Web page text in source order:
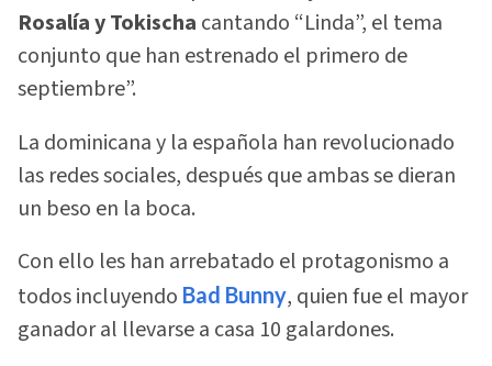
Rosalía y Tokischa cantando “Linda”, el tema
conjunto que han estrenado el primero de
septiembre”.
La dominicana y la española han revolucionado
las redes sociales, después que ambas se dieran
un beso en la boca.
Con ello les han arrebatado el protagonismo a
todos incluyendo Bad Bunny, quien fue el mayor
ganador al llevarse a casa 10 galardones.